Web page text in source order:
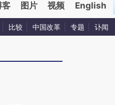
客 图片 视频 English
比较 中国改革 专题 讣闻